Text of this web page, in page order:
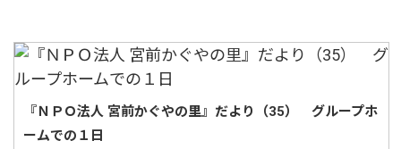
『ＮＰＯ法人 宮前かぐやの里』だより（35） グループホ
ームでの１日